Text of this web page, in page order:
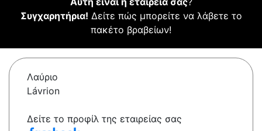
Συγχαρητήρια! Δείτε πώς μπορείτε να λάβετε το
πακέτο βραβείων!
Λαύριο
Lávrion
Δείτε το προφίλ της εταιρείας σας